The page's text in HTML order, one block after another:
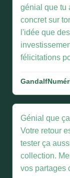
génial que tu
concret sur
l'idée que
félicitations
Génial que
Votre retour
tester ça
collection.
vos partages